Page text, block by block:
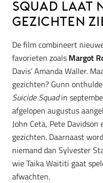
Squad laat
gezichten
De film combineert
favorieten zoals Margot
Davis’ Amanda Waller.
gezichten? Gunn
Suicide Squadin
afgelopen augustus
John Ceta, Pete
gezichten. Daarnaast
niemand dan Sylvester
wie Taika Waititi gaat
afwachten.